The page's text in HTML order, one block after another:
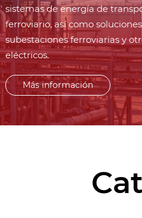
sistemas de energía de
ferroviario, así como
subestaciones ferroviarias y
eléctricos.
Más información